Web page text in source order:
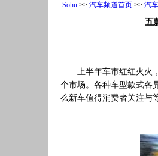
Sohu>> 汽车频道首页>> 汽
五
上半年车市红红火火，
个市场。各种车型款式各
么新车值得消费者关注与